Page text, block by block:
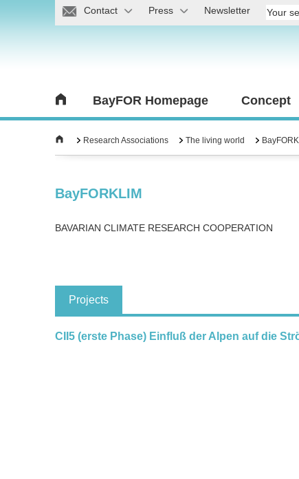
Contact Press Newsletter
BayFOR Homepage Concept
Research Associations The living world
BayFORKLIM
BAVARIAN CLIMATE RESEARCH COOPERATION
Projects
CII5 (erste Phase) Einfluß der Alpen auf die